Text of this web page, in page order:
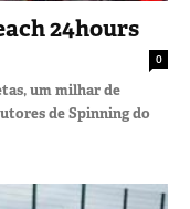
24hours
0
um milhar de
de Spinning do